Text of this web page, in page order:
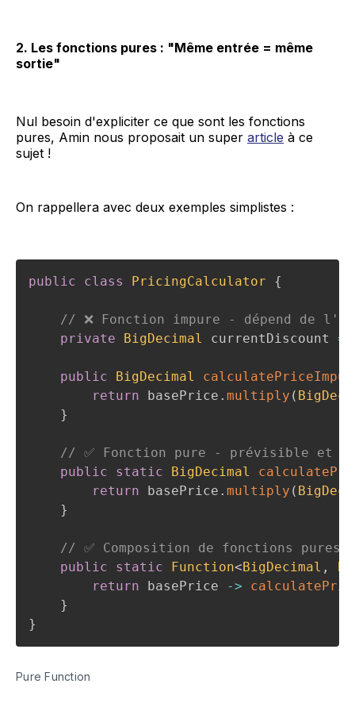
2. Les fonctions pures : "Même entrée = même
sortie"
Nul besoin d'expliciter ce que sont les fonctions
pures, Amin nous proposait un super article à ce
sujet !
On rappellera avec deux exemples simplistes :
public class PricingCalculator {
// ❌ Fonction impure - dépend de
private
BigDecimal currentDiscount =
public BigDecimal
return basePrice . multiply (
}
// ✅ Fonction pure - prévisible et
public
static BigDecimal
return basePrice . multiply (
}
// ✅ Composition de fonctions pures
public
static Function<BigDecimal ,
return basePrice ->
}
}
Pure Function